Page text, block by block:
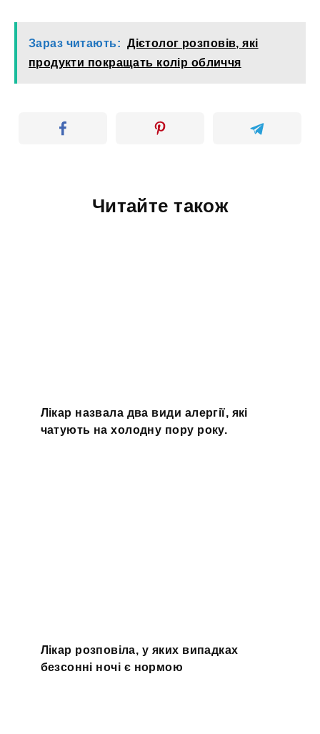
Зараз читають: Дієтолог розповів, які
продукти покращать колір обличчя
Читайте також
Лікар назвала два види алергії, які
чатують на холодну пору року.
Лікар розповіла, у яких випадках
безсонні ночі є нормою